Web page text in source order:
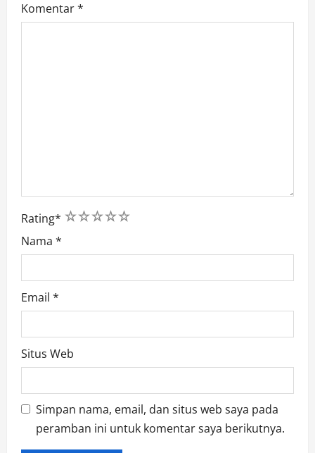
Komentar*
Rating* 5
4
3
2
1
Nama *
Email *
Situs Web
Simpan nama, email, dan situs web saya pada
peramban ini untuk komentar saya berikutnya.